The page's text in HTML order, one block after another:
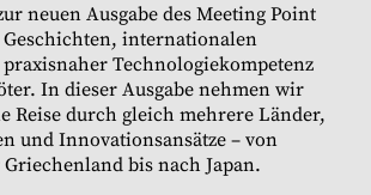
neuen Ausgabe des Meeting Point
internationalen
Technologiekompetenz
In dieser Ausgabe nehmen wir
Reise durch gleich mehrere Länder,
und Innovationsansätze – von
bis nach Japan.